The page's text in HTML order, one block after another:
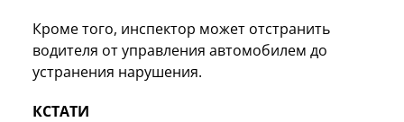
Кроме того, инспектор может отстранить
водителя от управления автомобилем до
устранения нарушения.
КСТАТИ